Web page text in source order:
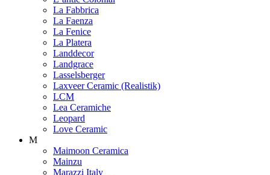
La Fabbrica
La Faenza
La Fenice
La Platera
Landdecor
Landgrace
Lasselsberger
Laxveer Ceramic (Realistik)
LCM
Lea Ceramiche
Leopard
Love Ceramic
M
Maimoon Ceramica
Mainzu
Marazzi Italy